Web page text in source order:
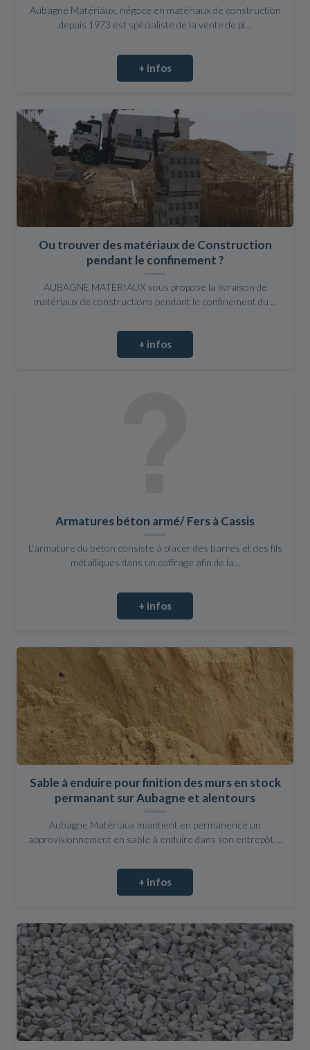
Aubagne Matériaux, négoce en matériaux de construction
depuis 1973 est spécialiste de la vente de pl...
+ infos
Ou trouver des matériaux de Construction
pendant le confinement ?
AUBAGNE MATERIAUX vous propose la livraison de
matériaux de constructions pendant le confinement du ...
+ infos
Armatures béton armé/ Fers à Cassis
L'armature du béton consiste à placer des barres et des fils
métalliques dans un coffrage afin de la...
+ infos
Sable à enduire pour finition des murs en stock
permanant sur Aubagne et alentours
Aubagne Matériaux maintient en permanence un
approvisionnement en sable à enduire dans son entrepôt ...
+ infos